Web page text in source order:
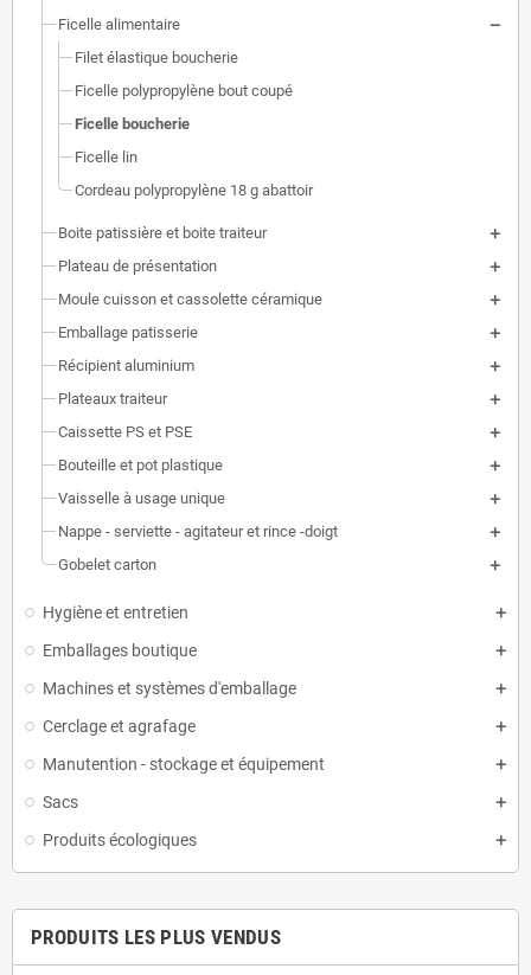
Ficelle alimentaire
Filet élastique boucherie
Ficelle polypropylène bout coupé
Ficelle boucherie
Ficelle lin
Cordeau polypropylène 18 g abattoir
Boite patissière et boite traiteur
Plateau de présentation
Moule cuisson et cassolette céramique
Emballage patisserie
Récipient aluminium
Plateaux traiteur
Caissette PS et PSE
Bouteille et pot plastique
Vaisselle à usage unique
Nappe - serviette - agitateur et rince -doigt
Gobelet carton
Hygiène et entretien
Emballages boutique
Machines et systèmes d'emballage
Cerclage et agrafage
Manutention - stockage et équipement
Sacs
Produits écologiques
PRODUITS LES PLUS VENDUS